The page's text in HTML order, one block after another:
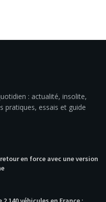
: actualité, insolite,
pratiques, essais et guide
en force avec une version